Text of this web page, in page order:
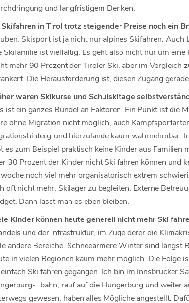
und langfristigem Denken.
in Tirol trotz steigender Preise noch ein
Skisport ist ja nicht nur alpines Skifahren. Auch
Skifamilie ist vielfältig. Es geht also nicht nur um
mehr 90 Prozent der Tiroler Ski, aber im Vergleich
Die Herausforderung ist, diesen Zugang
waren Skikurse und Schulskitage
ist ein ganzes Bündel an Faktoren. Ein Punkt ist
ohne Migration nicht möglich, auch
hierzulande kaum wahrnehmbar.
es zum Beispiel praktisch keine Kinder aus
30 Prozent der Kinder nicht Ski fahren können und
noch viel mehr organisatorisch extrem
oft nicht mehr, Skilager zu begleiten. Externe
Dann lässt man es eben bleiben.
Kinder können heute generell nicht mehr Ski
und der Infrastruktur, im Zuge derer die
andere Bereiche. Schneeärmere Winter sind längst
in vielen Regionen kaum mehr möglich. Die Folge
Ski fahren gegangen. Ich bin im Innsbrucker
bahn, rauf auf die Hungerburg und weiter
gewesen, haben alles Mögliche angestellt.